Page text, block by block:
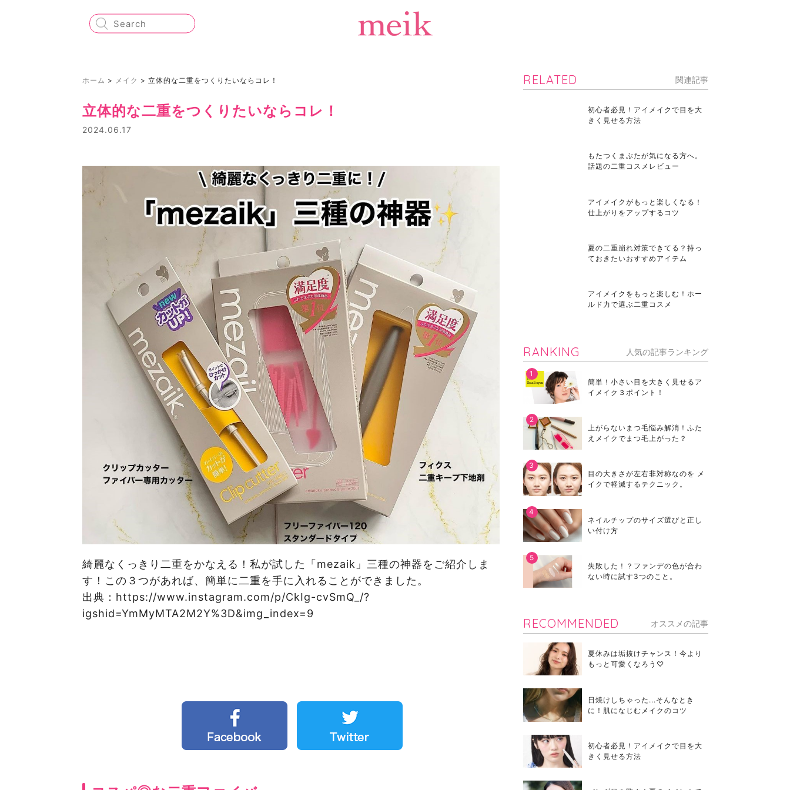
ホーム > メイク > 立体的な二重をつくりたいならコレ！
立体的な二重をつくりたいならコレ！
2024.06.17
綺麗なくっきり二重をかなえる！私が試した「mezaik」三種の神器をご紹介しま
す！この３つがあれば、簡単に二重を手に入れることができました。
出典：https://www.instagram.com/p/CkIg-cvSmQ_/?
igshid=YmMyMTA2M2Y%3D&img_index=9
RELATED 関連記事
初心者必見！アイメイクで目を大
きく見せる方法
もたつくまぶたが気になる方へ。
話題の二重コスメレビュー
アイメイクがもっと楽しくなる！
仕上がりをアップするコツ
夏の二重崩れ対策できてる？持っ
ておきたいおすすめアイテム
アイメイクをもっと楽しむ！ホー
ルド力で選ぶ二重コスメ
RANKING 人気の記事ランキング
簡単！小さい目を大きく見せるア
イメイク３ポイント！
上がらないまつ毛悩み解消！ふた
えメイクでまつ毛上がった？
目の大きさが左右非対称なのを メ
イクで軽減するテクニック。
ネイルチップのサイズ選びと正し
い付け方
失敗した！？ファンデの色が合わ
ない時に試す3つのこと。
RECOMMENDED オススメの記事
夏休みは垢抜けチャンス！今より
もっと可愛くなろう♡
日焼けしちゃった...そんなとき
に！肌になじむメイクのコツ
初心者必見！アイメイクで目を大
きく見せる方法